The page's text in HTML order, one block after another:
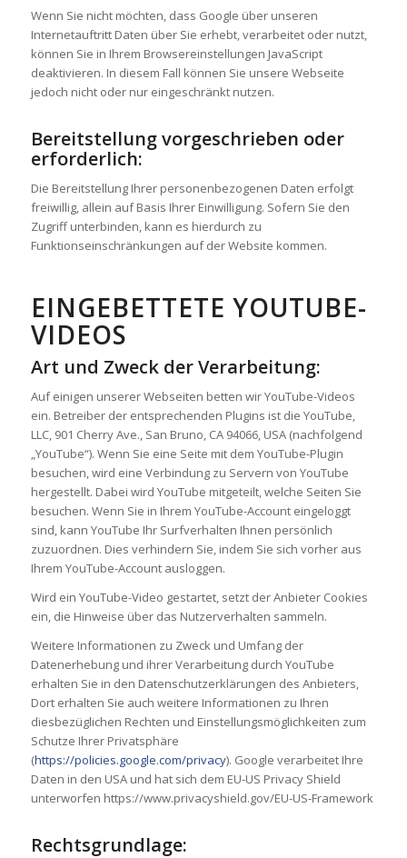
Wenn Sie nicht möchten, dass Google über unseren
Internetauftritt Daten über Sie erhebt, verarbeitet oder nutzt,
können Sie in Ihrem Browsereinstellungen JavaScript
deaktivieren. In diesem Fall können Sie unsere Webseite
jedoch nicht oder nur eingeschränkt nutzen.
Bereitstellung vorgeschrieben oder
erforderlich:
Die Bereitstellung Ihrer personenbezogenen Daten erfolgt
freiwillig, allein auf Basis Ihrer Einwilligung. Sofern Sie den
Zugriff unterbinden, kann es hierdurch zu
Funktionseinschränkungen auf der Website kommen.
EINGEBETTETE YOUTUBE-
VIDEOS
Art und Zweck der Verarbeitung:
Auf einigen unserer Webseiten betten wir YouTube-Videos
ein. Betreiber der entsprechenden Plugins ist die YouTube,
LLC, 901 Cherry Ave., San Bruno, CA 94066, USA (nachfolgend
„YouTube“). Wenn Sie eine Seite mit dem YouTube-Plugin
besuchen, wird eine Verbindung zu Servern von YouTube
hergestellt. Dabei wird YouTube mitgeteilt, welche Seiten Sie
besuchen. Wenn Sie in Ihrem YouTube-Account eingeloggt
sind, kann YouTube Ihr Surfverhalten Ihnen persönlich
zuzuordnen. Dies verhindern Sie, indem Sie sich vorher aus
Ihrem YouTube-Account ausloggen.
Wird ein YouTube-Video gestartet, setzt der Anbieter Cookies
ein, die Hinweise über das Nutzerverhalten sammeln.
Weitere Informationen zu Zweck und Umfang der
Datenerhebung und ihrer Verarbeitung durch YouTube
erhalten Sie in den Datenschutzerklärungen des Anbieters,
Dort erhalten Sie auch weitere Informationen zu Ihren
diesbezüglichen Rechten und Einstellungsmöglichkeiten zum
Schutze Ihrer Privatsphäre
(https://policies.google.com/privacy). Google verarbeitet Ihre
Daten in den USA und hat sich dem EU-US Privacy Shield
unterworfen https://www.privacyshield.gov/EU-US-Framework
Rechtsgrundlage: